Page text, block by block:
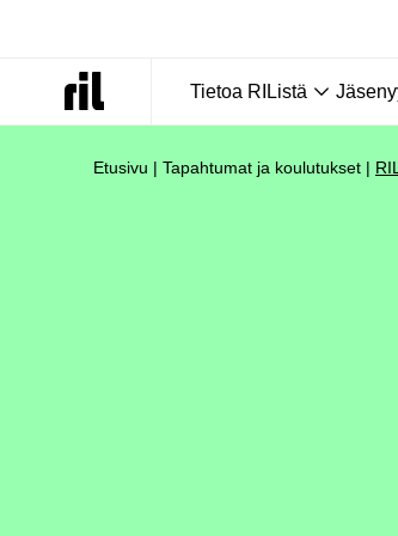
Tietoa RIListä
Etusivu | Tapahtumat ja koulutukset |